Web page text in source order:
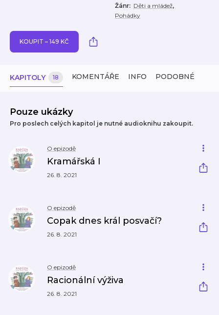
Žánr: Děti a mládež,
Pohádky
KOUPIT – 149 KČ
KAPITOLY 18 KOMENTÁŘE INFO PODOBNÉ
Pouze ukázky
Pro poslech celých kapitol je nutné audioknihu zakoupit.
O epizodě
Kramářská I
26. 8. 2021
O epizodě
Copak dnes král posvačí?
26. 8. 2021
O epizodě
Racionální výživa
26. 8. 2021